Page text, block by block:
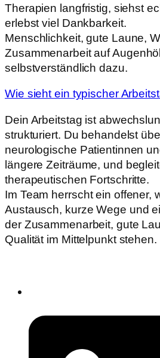
Therapien langfristig, siehst
erlebst viel Dankbarkeit.
Menschlichkeit, gute Laune,
Zusammenarbeit auf
selbstverständlich dazu.
Wie sieht ein typischer
Dein Arbeitstag ist
strukturiert. Du behandelst
neurologische Patientinnen
längere Zeiträume, und
therapeutischen Fortschritte.
Im Team herrscht ein offener,
Austausch, kurze Wege und
der Zusammenarbeit, gute
Qualität im Mittelpunkt stehen.